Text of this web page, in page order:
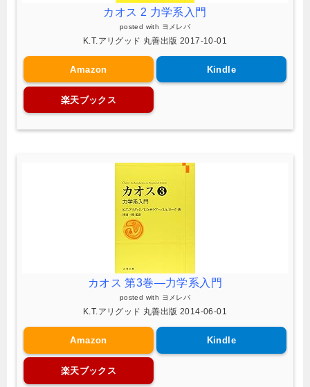
カオス 2 力学系入門
posted with ヨメレバ
K.T.アリグッド 丸善出版 2017-10-01
Amazon Kindle
楽天ブックス
カオス 第3巻―力学系入門
posted with ヨメレバ
K.T.アリグッド 丸善出版 2014-06-01
Amazon Kindle
楽天ブックス